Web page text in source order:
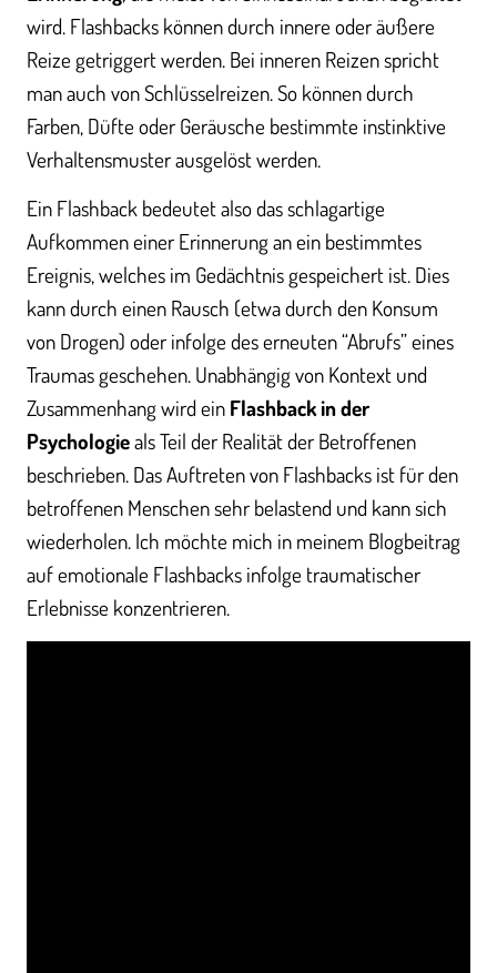
wird. Flashbacks können durch innere oder äußere
Reize getriggert werden. Bei inneren Reizen spricht
man auch von Schlüsselreizen. So können durch
Farben, Düfte oder Geräusche bestimmte instinktive
Verhaltensmuster ausgelöst werden.
Ein Flashback bedeutet also das schlagartige
Aufkommen einer Erinnerung an ein bestimmtes
Ereignis, welches im Gedächtnis gespeichert ist. Dies
kann durch einen Rausch (etwa durch den Konsum
von Drogen) oder infolge des erneuten “Abrufs” eines
Traumas geschehen. Unabhängig von Kontext und
Zusammenhang wird ein Flashback in der
Psychologieals Teil der Realität der Betroffenen
beschrieben. Das Auftreten von Flashbacks ist für den
betroffenen Menschen sehr belastend und kann sich
wiederholen. Ich möchte mich in meinem Blogbeitrag
auf emotionale Flashbacks infolge traumatischer
Erlebnisse konzentrieren.